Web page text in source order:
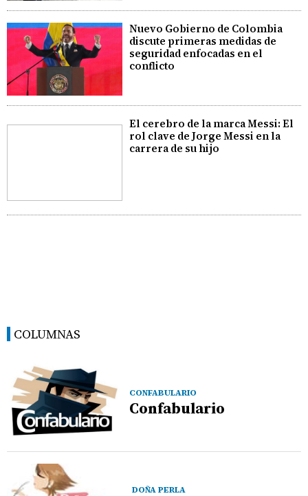
Nuevo Gobierno de Colombia
discute primeras medidas de
seguridad enfocadas en el
conflicto
El cerebro de la marca Messi: El
rol clave de Jorge Messi en la
carrera de su hijo
COLUMNAS
CONFABULARIO
Confabulario
DOÑA PERLA